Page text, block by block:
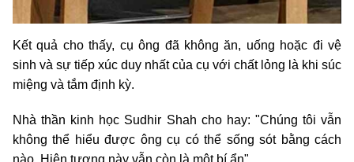
Kết quả cho thấy, cụ ông đã không ăn, uống hoặc đi vệ
sinh và sự tiếp xúc duy nhất của cụ với chất lỏng là khi súc
miệng và tắm định kỳ.
Nhà thần kinh học Sudhir Shah cho hay: "Chúng tôi vẫn
không thể hiểu được ông cụ có thể sống sót bằng cách
nào. Hiện tượng này vẫn còn là một bí ẩn".